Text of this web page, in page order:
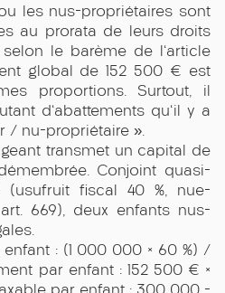
les nus-propriétaires sont
au prorata de leurs droits
selon le barème de l'article
global de 152 500 € est
proportions. Surtout, il
d'abattements qu'il y a
/ nu-propriétaire ».
transmet un capital de
Conjoint quasi-
fiscal 40 %, nue-
669), deux enfants nus-
: (1 000 000 × 60 %) /
par enfant : 152 500 € ×